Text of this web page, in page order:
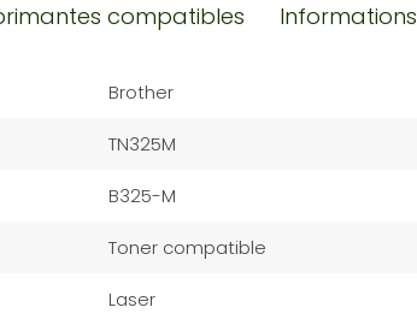
compatibles Informations
Brother
TN325M
B325-M
Toner compatible
Laser